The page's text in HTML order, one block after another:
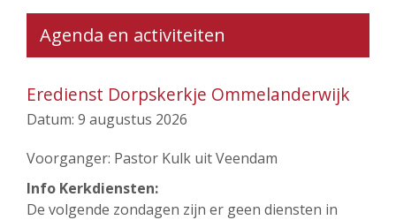
Agenda en activiteiten
Eredienst Dorpskerkje Ommelanderwijk
Datum: 9 augustus 2026
Voorganger: Pastor Kulk uit Veendam
Info Kerkdiensten:
De volgende zondagen zijn er geen diensten in